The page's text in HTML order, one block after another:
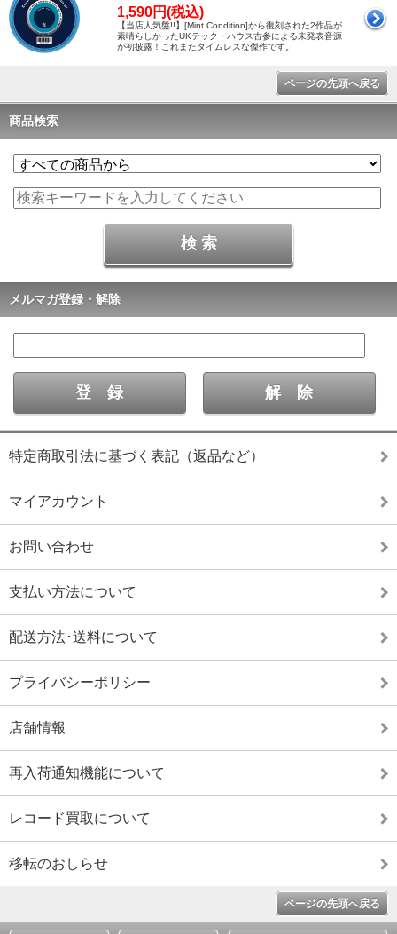
1,590円(税込)
【当店人気盤!!】[Mint Condition]から復刻された2作品が
素晴らしかったUKテック・ハウス古参による未発表音源
が初披露！これまたタイムレスな傑作です。
ページの先頭へ戻る
商品検索
メルマガ登録・解除
特定商取引法に基づく表記（返品など）
マイアカウント
お問い合わせ
支払い方法について
配送方法･送料について
プライバシーポリシー
店舗情報
再入荷通知機能について
レコード買取について
移転のおしらせ
ページの先頭へ戻る